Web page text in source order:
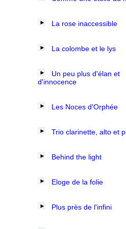
La rose inaccessible
La colombe et le lys
Un peu plus d'élan et
d'innocence
Les Noces d'Orphée
Trio clarinette, alto et
Behind the light
Eloge de la folie
Plus près de l'infini